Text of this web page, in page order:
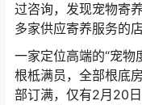
过咨询，发现宠物寄
多家供应寄养服务的
一家定位高端的“宠物
根柢满员，全部根底
部订满，仅有2月20